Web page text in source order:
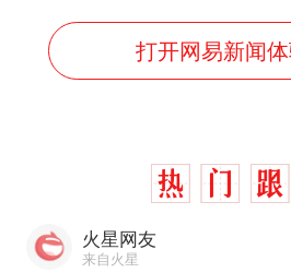
打开网易新闻
火星网友
来自火星